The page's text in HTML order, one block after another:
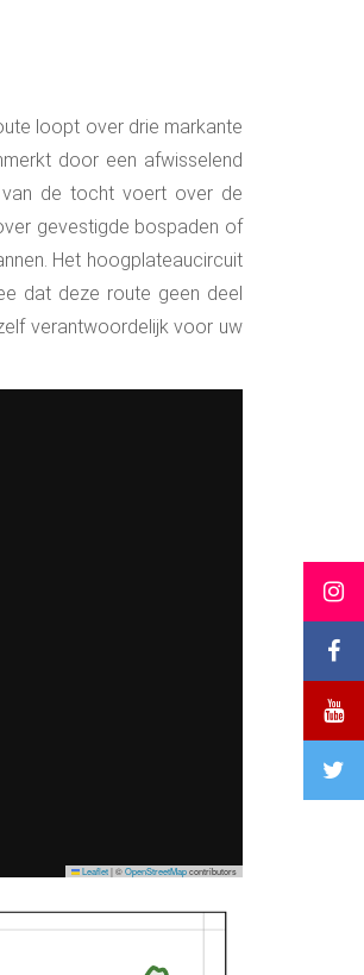
loopt over drie markante
door een afwisselend
van de tocht voert over de
gevestigde bospaden of
Het hoogplateaucircuit
dat deze route geen deel
verantwoordelijk voor uw
Leaflet|©OpenStreetMapcontributors